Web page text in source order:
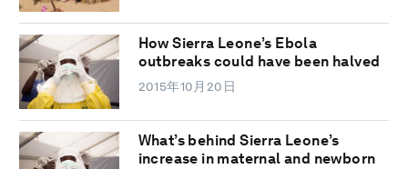
How Sierra Leone’s Ebola
outbreaks could have been halved
2015年10月20日
What’s behind Sierra Leone’s
increase in maternal and newborn